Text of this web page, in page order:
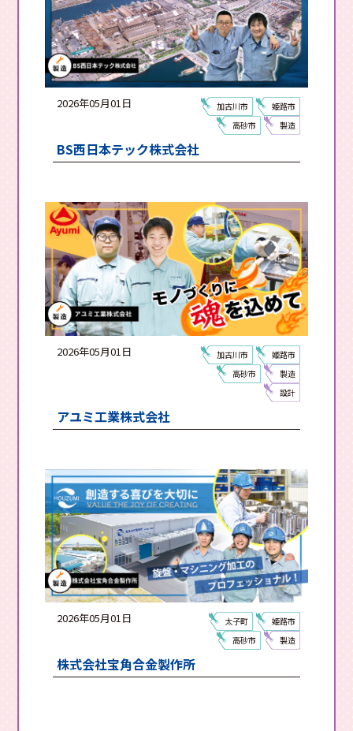
2026年05月01日 加古川市
姫路市
高砂市
製造
BS西日本テック株式会社
2026年05月01日 加古川市
姫路市
高砂市
製造
設計
アユミ工業株式会社
2026年05月01日 太子町
姫路市
高砂市
製造
株式会社宝角合金製作所